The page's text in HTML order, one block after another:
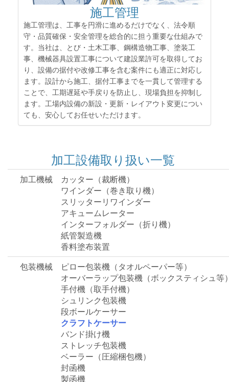
施工管理
施工管理は、工事を円滑に進めるだけでなく、法令順
守・品質確保・安全管理を総合的に担う重要な仕組みで
す。当社は、とび・土木工事、鋼構造物工事、塗装工
事、機械器具設置工事について建設業許可を取得してお
り、設備の据付や改修工事を含む案件にも適正に対応し
ます。設計から施工、据付工事までを一貫して管理する
ことで、工期遅延や手戻りを防止し、現場負担を抑制し
ます。工場内設備の新設・更新・レイアウト変更につい
ても、安心してお任せいただけます。
加工設備取り扱い一覧
加工機械
カッター（裁断機）
ワインダー（巻き取り機）
スリッターリワインダー
アキュームレーター
インターフォルダー（折り機）
紙管製造機
香料塗布装置
包装機械
ピロー包装機（タオルペーパー等）
オーバーラップ包装機（ボックスティシュ等
手付機（取手付機）
シュリンク包装機
段ボールケーサー
クラフトケーサー
バンド掛け機
ストレッチ包装機
ベーラー（圧縮梱包機）
封函機
製函機